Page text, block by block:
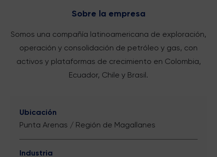
Sobre la empresa
Somos una compañía latinoamericana de exploración,
operación y consolidación de petróleo y gas, con
activos y plataformas de crecimiento en Colombia,
Ecuador, Chile y Brasil.
Ubicación
Punta Arenas / Región de Magallanes
Industria